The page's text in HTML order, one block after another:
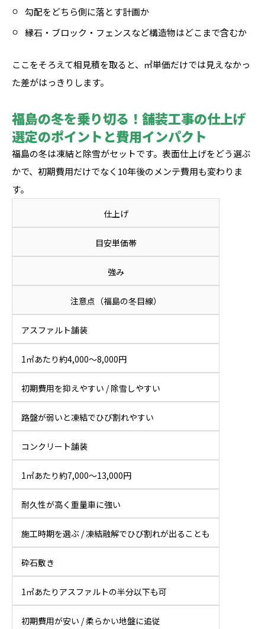
勾配をどちら側に落とす計画か
縁石・ブロック・フェンスなど構造物はどこまで含むか
ここをそろえて相見積を取ると、㎡単価だけでは見えなかっ
た差がはっきりします。
福島の冬を乗り切る！舗装工事の仕上げ
選定のポイントと費用インパクト
福島の冬は凍結と除雪がセットです。表面仕上げをどう選ぶ
かで、初期費用だけでなく10年後のメンテ費用も変わりま
す。
仕上げ
目安単価帯
強み
注意点（福島の冬目線）
アスファルト舗装
1㎡あたり約4,000〜8,000円
初期費用を抑えやすい / 除雪しやすい
路盤が弱いと凍結でひび割れやすい
コンクリート舗装
1㎡あたり約7,000〜13,000円
耐久性が高く重量車に強い
施工時期を選ぶ / 凍結融解でひび割れが出ることも
砕石敷き
1㎡あたりアスファルトの半分以下も可
初期費用が安い / 柔らかい地盤に追従